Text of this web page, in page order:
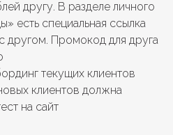
другу. В разделе личного
есть специальная ссылка
другом. Промокод для друга
текущих клиентов
клиентов должна
на сайт